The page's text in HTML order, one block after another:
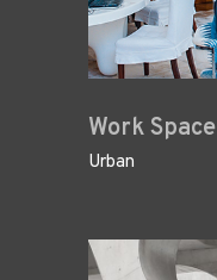
Work Space
Urban